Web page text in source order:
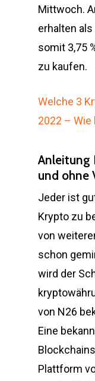
Mittwoch.
erhalten als
somit 3,75
zu kaufen.
Welche 3
2022 – Wie
Anleitung
und ohne
Jeder ist
Krypto zu
von
schon
wird der
von N26
Eine
Plattform